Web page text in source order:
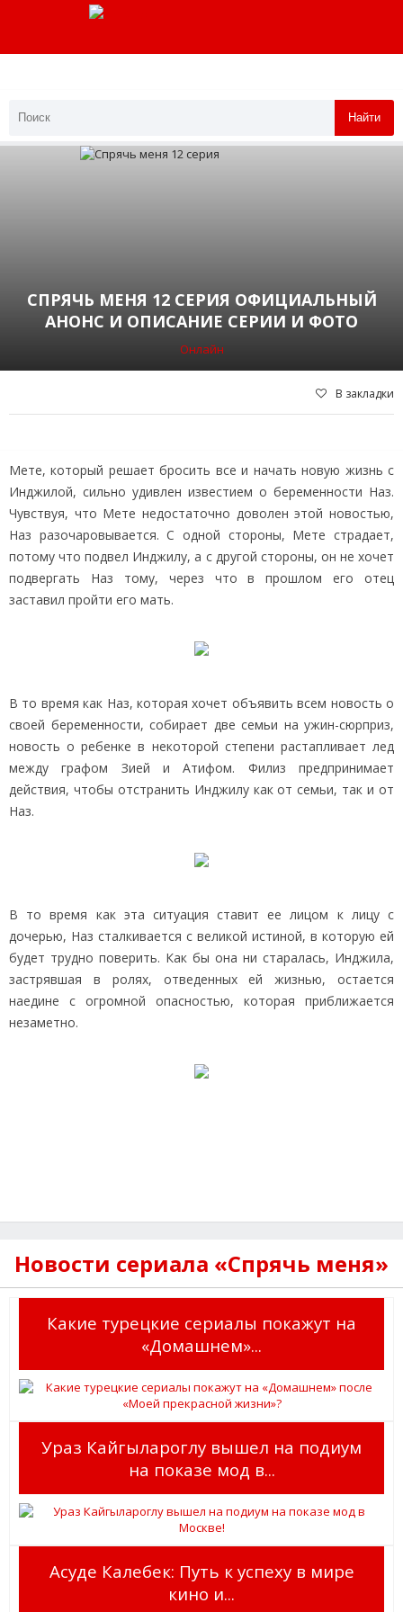
Найти
СПРЯЧЬ МЕНЯ 12 СЕРИЯ ОФИЦИАЛЬНЫЙ
АНОНС И ОПИСАНИЕ СЕРИИ И ФОТО
Онлайн
В закладки
Мете, который решает бросить все и начать новую жизнь с
Инджилой, сильно удивлен ​​известием о беременности Наз.
Чувствуя, что Мете недостаточно доволен этой новостью,
Наз разочаровывается. С одной стороны, Мете страдает,
потому что подвел Инджилу, а с другой стороны, он не хочет
подвергать Наз тому, через что в прошлом его отец
заставил пройти его мать.
В то время как Наз, которая хочет объявить всем новость о
своей беременности, собирает две семьи на ужин-сюрприз,
новость о ребенке в некоторой степени растапливает лед
между графом Зией и Атифом. Филиз предпринимает
действия, чтобы отстранить Инджилу как от семьи, так и от
Наз.
В то время как эта ситуация ставит ее лицом к лицу с
дочерью, Наз сталкивается с великой истиной, в которую ей
будет трудно поверить. Как бы она ни старалась, Инджила,
застрявшая в ролях, отведенных ей жизнью, остается
наедине с огромной опасностью, которая приближается
незаметно.
Новости сериала «Спрячь меня»
Какие турецкие сериалы покажут на
«Домашнем»...
Ураз Кайгылароглу вышел на подиум
на показе мод в...
Асуде Калебек: Путь к успеху в мире
кино и...